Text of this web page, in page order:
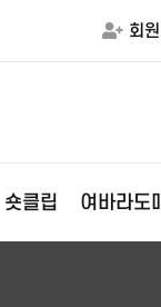
회
숏클립 여바라도